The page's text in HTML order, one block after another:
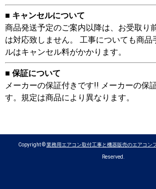
■ キャンセルについて
商品発送予定のご案内以降は、お受取り
は対応致しません。 工事についても商品
ルはキャンセル料がかかります。
■ 保証について
メーカーの保証付きです!! メーカーの保
す。規定は商品により異なります。
Copyright ©業務用エアコン取付工事と機器販売のエアコン
Reserved.